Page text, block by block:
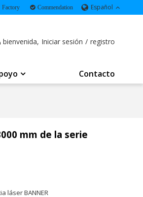
Factory Commendation Español
bienvenida, Iniciar sesión / registro
Contacto
mm de la serie
láser BANNER